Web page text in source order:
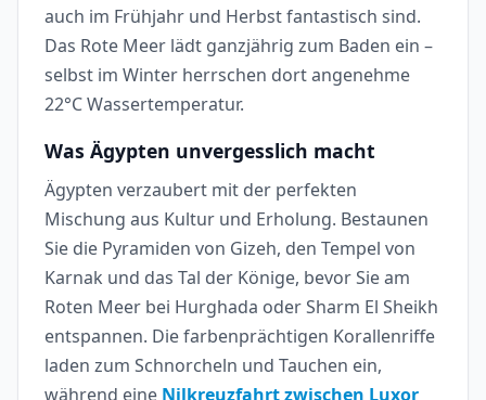
auch im Frühjahr und Herbst fantastisch sind.
Das Rote Meer lädt ganzjährig zum Baden ein –
selbst im Winter herrschen dort angenehme
22°C Wassertemperatur.
Was Ägypten unvergesslich macht
Ägypten verzaubert mit der perfekten
Mischung aus Kultur und Erholung. Bestaunen
Sie die Pyramiden von Gizeh, den Tempel von
Karnak und das Tal der Könige, bevor Sie am
Roten Meer bei Hurghada oder Sharm El Sheikh
entspannen. Die farbenprächtigen Korallenriffe
laden zum Schnorcheln und Tauchen ein,
während eine Nilkreuzfahrt zwischen Luxor